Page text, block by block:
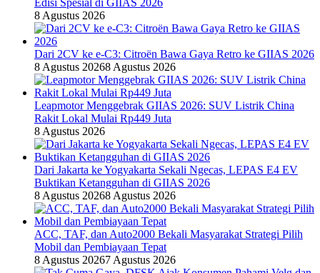
8 Agustus 2026
Dari 2CV ke e-C3: Citroën Bawa Gaya Retro ke GIIAS 2026
8 Agustus 20268 Agustus 2026
Leapmotor Menggebrak GIIAS 2026: SUV Listrik China
Rakit Lokal Mulai Rp449 Juta
8 Agustus 2026
Dari Jakarta ke Yogyakarta Sekali Ngecas, LEPAS E4 EV
Buktikan Ketangguhan di GIIAS 2026
8 Agustus 20268 Agustus 2026
ACC, TAF, dan Auto2000 Bekali Masyarakat Strategi Pilih
Mobil dan Pembiayaan Tepat
8 Agustus 20267 Agustus 2026